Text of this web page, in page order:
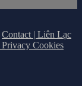
Contact | Liên Lạc
Privacy Cookies